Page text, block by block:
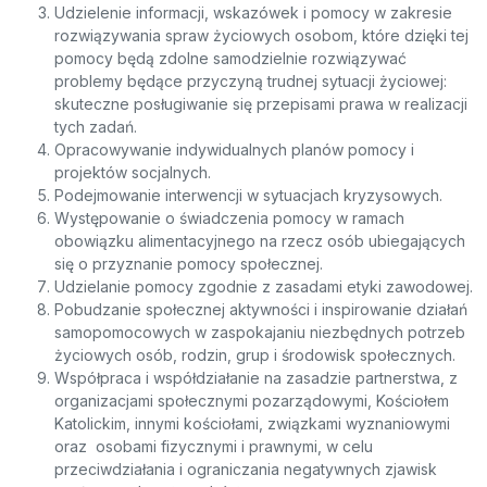
Udzielenie informacji, wskazówek i pomocy w zakresie
rozwiązywania spraw życiowych osobom, które dzięki tej
pomocy będą zdolne samodzielnie rozwiązywać
problemy będące przyczyną trudnej sytuacji życiowej:
skuteczne posługiwanie się przepisami prawa w realizacji
tych zadań.
Opracowywanie indywidualnych planów pomocy i
projektów socjalnych.
Podejmowanie interwencji w sytuacjach kryzysowych.
Występowanie o świadczenia pomocy w ramach
obowiązku alimentacyjnego na rzecz osób ubiegających
się o przyznanie pomocy społecznej.
Udzielanie pomocy zgodnie z zasadami etyki zawodowej.
Pobudzanie społecznej aktywności i inspirowanie działań
samopomocowych w zaspokajaniu niezbędnych potrzeb
życiowych osób, rodzin, grup i środowisk społecznych.
Współpraca i współdziałanie na zasadzie partnerstwa, z
organizacjami społecznymi pozarządowymi, Kościołem
Katolickim, innymi kościołami, związkami wyznaniowymi
oraz osobami fizycznymi i prawnymi, w celu
przeciwdziałania i ograniczania negatywnych zjawisk